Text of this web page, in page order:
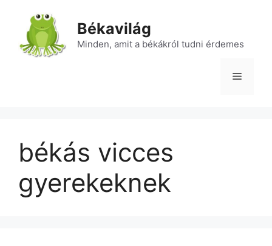
tartalomba
Békavilág
Minden, amit a békákról tudni érdemes
Menü
békás vicces
gyerekeknek